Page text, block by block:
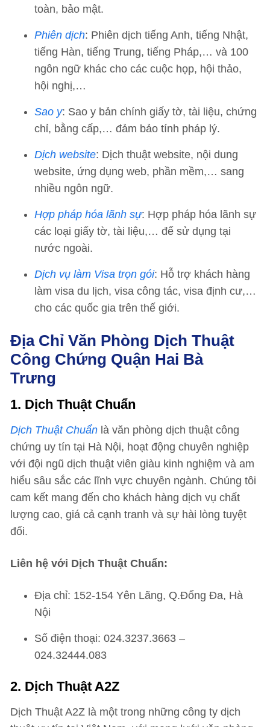
toàn, bảo mật.
Phiên dịch: Phiên dịch tiếng Anh, tiếng Nhật,
tiếng Hàn, tiếng Trung, tiếng Pháp,… và 100
ngôn ngữ khác cho các cuộc họp, hội thảo,
hội nghị,…
Sao y: Sao y bản chính giấy tờ, tài liệu, chứng
chỉ, bằng cấp,… đảm bảo tính pháp lý.
Dịch website: Dịch thuật website, nội dung
website, ứng dụng web, phần mềm,… sang
nhiều ngôn ngữ.
Hợp pháp hóa lãnh sự: Hợp pháp hóa lãnh sự
các loại giấy tờ, tài liệu,… để sử dụng tại
nước ngoài.
Dịch vụ làm Visa trọn gói: Hỗ trợ khách hàng
làm visa du lịch, visa công tác, visa định cư,…
cho các quốc gia trên thế giới.
Địa Chỉ Văn Phòng Dịch Thuật
Công Chứng Quận Hai Bà
Trưng
1. Dịch Thuật Chuẩn
Dịch Thuật Chuẩn là văn phòng dịch thuật công
chứng uy tín tại Hà Nội, hoạt động chuyên nghiệp
với đội ngũ dịch thuật viên giàu kinh nghiệm và am
hiểu sâu sắc các lĩnh vực chuyên ngành. Chúng tôi
cam kết mang đến cho khách hàng dịch vụ chất
lượng cao, giá cả cạnh tranh và sự hài lòng tuyệt
đối.
Liên hệ với Dịch Thuật Chuẩn:
Địa chỉ: 152-154 Yên Lãng, Q.Đống Đa, Hà
Nội
Số điện thoại: 024.3237.3663 –
024.32444.083
2. Dịch Thuật A2Z
Dịch Thuật A2Z là một trong những công ty dịch